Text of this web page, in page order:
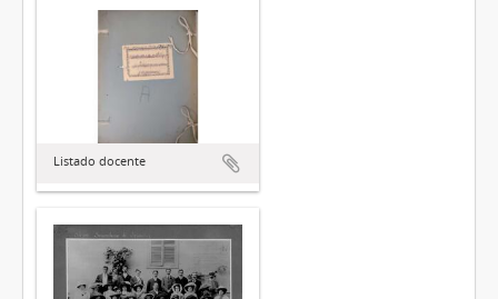
Listado docente